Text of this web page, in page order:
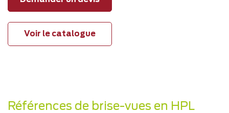
Voir le catalogue
Références de brise-vues en HPL